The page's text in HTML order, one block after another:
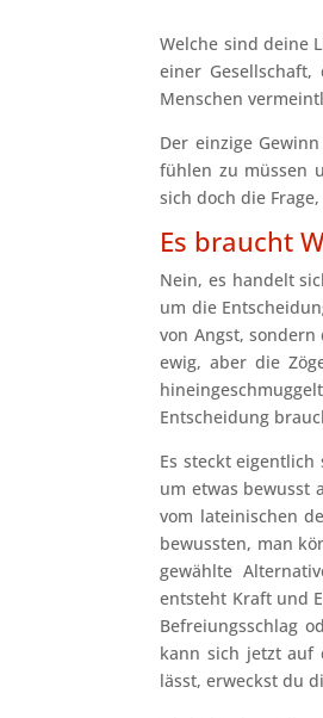
Welche sind deine
einer
Menschen
Der einzige
fühlen zu müssen
sich doch die
Es braucht
Nein, es handelt
um die
von Angst,
ewig, aber die
Entscheidung
Es steckt eigentlich
um etwas bewusst
vom lateinischen
bewussten, man
gewählte
entsteht Kraft und
Befreiungsschlag
kann sich jetzt auf
lässt, erweckst du